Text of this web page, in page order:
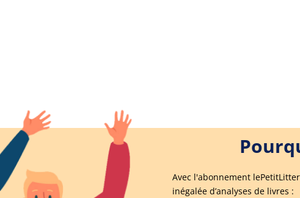
Avec l'abonnement
inégalée d’analyses de livres :